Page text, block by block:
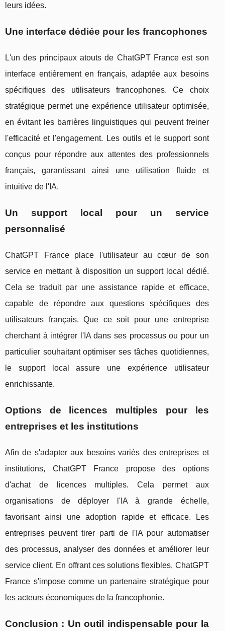
leurs idées.
Une interface dédiée pour les francophones
L'un des principaux atouts de ChatGPT France est son
interface entièrement en français, adaptée aux besoins
spécifiques des utilisateurs francophones. Ce choix
stratégique permet une expérience utilisateur optimisée,
en évitant les barrières linguistiques qui peuvent freiner
l'efficacité et l'engagement. Les outils et le support sont
conçus pour répondre aux attentes des professionnels
français, garantissant ainsi une utilisation fluide et
intuitive de l'IA.
Un support local pour un service
personnalisé
ChatGPT France place l'utilisateur au cœur de son
service en mettant à disposition un support local dédié.
Cela se traduit par une assistance rapide et efficace,
capable de répondre aux questions spécifiques des
utilisateurs français. Que ce soit pour une entreprise
cherchant à intégrer l'IA dans ses processus ou pour un
particulier souhaitant optimiser ses tâches quotidiennes,
le support local assure une expérience utilisateur
enrichissante.
Options de licences multiples pour les
entreprises et les institutions
Afin de s'adapter aux besoins variés des entreprises et
institutions, ChatGPT France propose des options
d'achat de licences multiples. Cela permet aux
organisations de déployer l'IA à grande échelle,
favorisant ainsi une adoption rapide et efficace. Les
entreprises peuvent tirer parti de l'IA pour automatiser
des processus, analyser des données et améliorer leur
service client. En offrant ces solutions flexibles, ChatGPT
France s'impose comme un partenaire stratégique pour
les acteurs économiques de la francophonie.
Conclusion : Un outil indispensable pour la